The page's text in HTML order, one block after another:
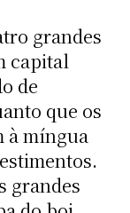
grandes
capital
de
que os
à míngua
grandes